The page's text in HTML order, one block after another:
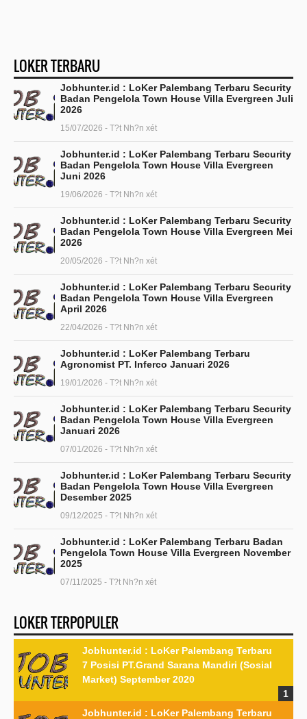
LOKER TERBARU
Jobhunter.id : LoKer Palembang Terbaru Security
Badan Pengelola Town House Villa Evergreen Juli
2026
15/07/2026 - T?t Nh?n xét
Jobhunter.id : LoKer Palembang Terbaru Security
Badan Pengelola Town House Villa Evergreen
Juni 2026
19/06/2026 - T?t Nh?n xét
Jobhunter.id : LoKer Palembang Terbaru Security
Badan Pengelola Town House Villa Evergreen Mei
2026
20/05/2026 - T?t Nh?n xét
Jobhunter.id : LoKer Palembang Terbaru Security
Badan Pengelola Town House Villa Evergreen
April 2026
22/04/2026 - T?t Nh?n xét
Jobhunter.id : LoKer Palembang Terbaru
Agronomist PT. Inferco Januari 2026
19/01/2026 - T?t Nh?n xét
Jobhunter.id : LoKer Palembang Terbaru Security
Badan Pengelola Town House Villa Evergreen
Januari 2026
07/01/2026 - T?t Nh?n xét
Jobhunter.id : LoKer Palembang Terbaru Security
Badan Pengelola Town House Villa Evergreen
Desember 2025
09/12/2025 - T?t Nh?n xét
Jobhunter.id : LoKer Palembang Terbaru Badan
Pengelola Town House Villa Evergreen November
2025
07/11/2025 - T?t Nh?n xét
LOKER TERPOPULER
Jobhunter.id : LoKer Palembang Terbaru
7 Posisi PT.Grand Sarana Mandiri (Sosial
Market) September 2020
Jobhunter.id : LoKer Palembang Terbaru